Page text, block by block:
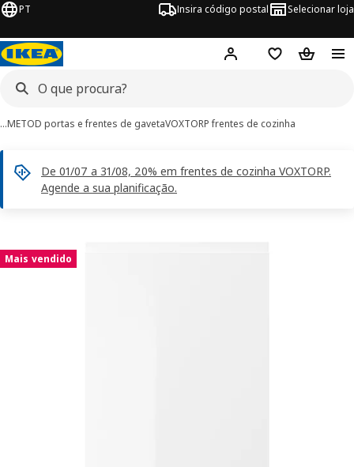
PT Insira código postal Selecionar loja
Hej! Inicie sessão
FavoritosCesto de
…METOD portas e frentes de gavetaVOXTORP frentes de cozinha
De 01/07 a 31/08, 20% em frentes de cozinha VOXTORP.
Agende a sua planificação.
Mais vendido